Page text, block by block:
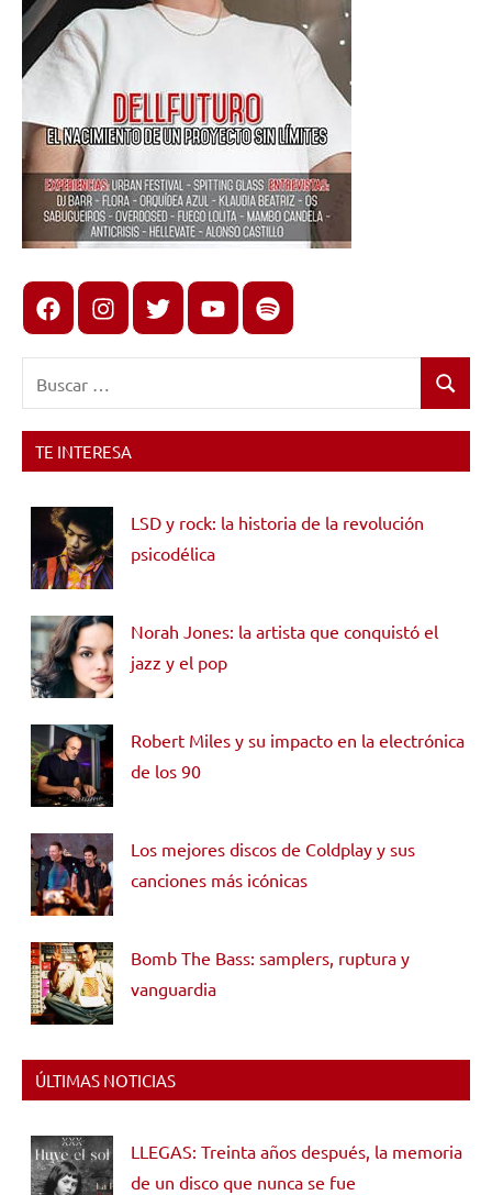
FacebookInstagram
X youtubespotify
Buscar
TE INTERESA
LSD y rock: la historia de la revolución
psicodélica
Norah Jones: la artista que conquistó el
jazz y el pop
Robert Miles y su impacto en la electrónica
de los 90
Los mejores discos de Coldplay y sus
canciones más icónicas
Bomb The Bass: samplers, ruptura y
vanguardia
ÚLTIMAS NOTICIAS
LLEGAS: Treinta años después, la memoria
de un disco que nunca se fue